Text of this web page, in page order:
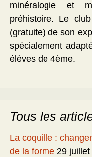
minéralogie et
préhistoire. Le
(gratuite) de son
spécialement
élèves de 4ème.
Tous les
La coquille :
de la forme 29 juillet